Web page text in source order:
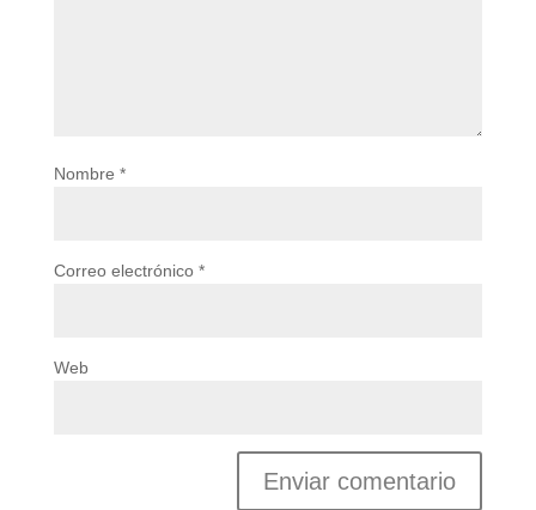
Nombre *
Correo electrónico *
Web